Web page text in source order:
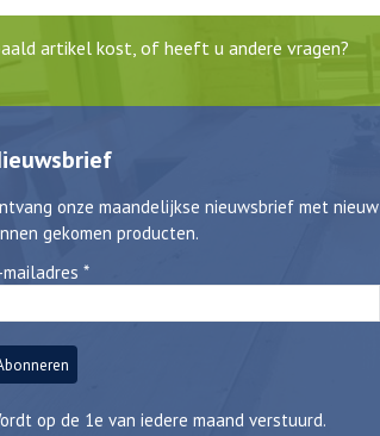
artikel kost, of heeft u andere vragen?
onze maandelijkse nieuwsbrief met nieuw
gekomen producten.
mailadres *
op de 1e van iedere maand verstuurd.